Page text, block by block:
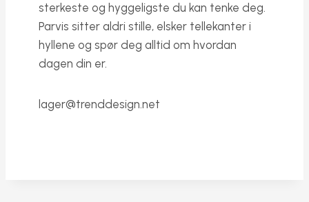
sterkeste og hyggeligste du kan tenke deg.
Parvis sitter aldri stille, elsker tellekanter i
hyllene og spør deg alltid om hvordan
dagen din er.
lager@trenddesign.net